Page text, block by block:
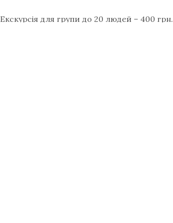
Екскурсія для групи до 20 людей – 400 грн.